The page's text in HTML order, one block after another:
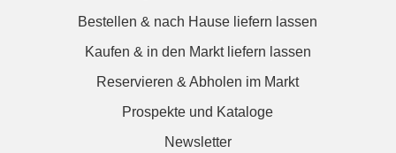
Bestellen & nach Hause liefern lassen
Kaufen & in den Markt liefern lassen
Reservieren & Abholen im Markt
Prospekte und Kataloge
Newsletter